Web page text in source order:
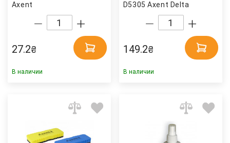
Axent
27.2₴
В наличии
D5305 Axent Delta
149.2₴
В наличии